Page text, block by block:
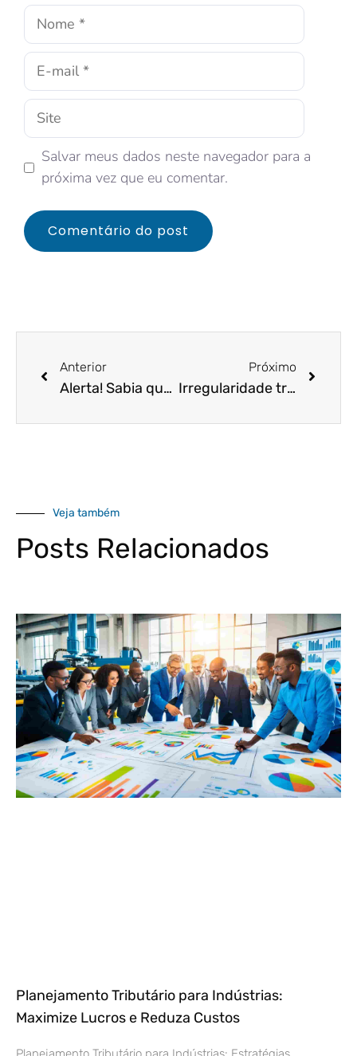
Salvar meus dados neste navegador para a
próxima vez que eu comentar.
Anterior
Alerta! Sabia que haverá parada programada no ambiente da NF-e? Entenda e prepare-se!
Próximo
Irregularidade tributárias: a Receita Federal está fiscalizando!
Veja também
Posts Relacionados
Planejamento Tributário para Indústrias:
Maximize Lucros e Reduza Custos